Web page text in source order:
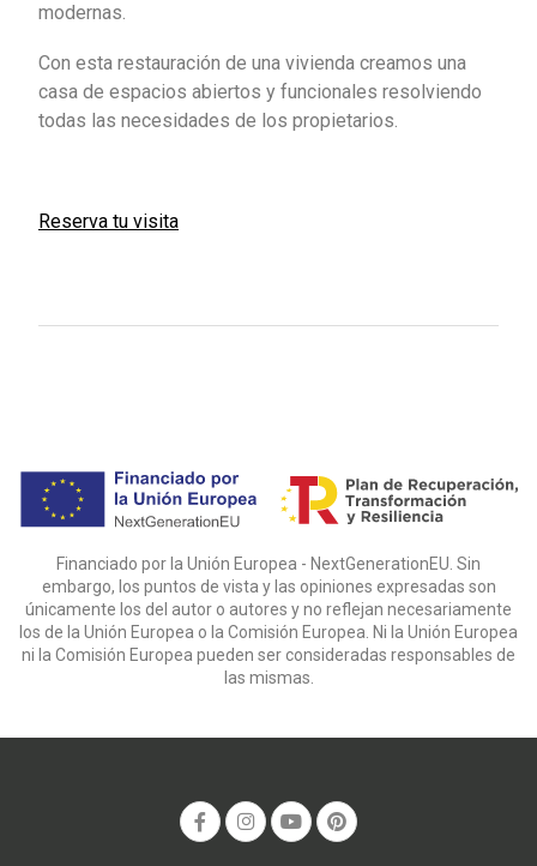
modernas.
Con esta restauración de una vivienda creamos una
casa de espacios abiertos y funcionales resolviendo
todas las necesidades de los propietarios.
Reserva tu visita
Financiado por la Unión Europea - NextGenerationEU. Sin
embargo, los puntos de vista y las opiniones expresadas son
únicamente los del autor o autores y no reflejan necesariamente
los de la Unión Europea o la Comisión Europea. Ni la Unión Europea
ni la Comisión Europea pueden ser consideradas responsables de
las mismas.